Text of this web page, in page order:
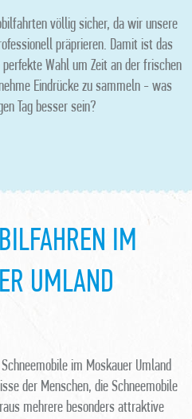
völlig sicher, da wir unsere
präprieren. Damit ist das
Wahl um Zeit an der frischen
Eindrücke zu sammeln - was
Tag besser sein?
IM
UMLAND
im Moskauer Umland
der Menschen, die Schneemobile
mehrere besonders attraktive